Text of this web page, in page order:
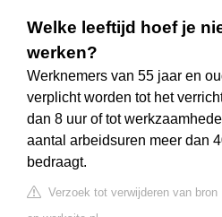
Welke leeftijd hoef je
werken?
Werknemers van 55 jaar en
verplicht worden tot het
dan 8 uur of tot
aantal arbeidsuren meer dan
bedraagt.
Verzoek tot verwijderen van bron